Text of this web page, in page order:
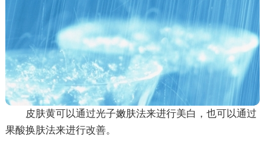
皮肤黄可以通过光子嫩肤法来进行美白，也可以通过
果酸换肤法来进行改善。